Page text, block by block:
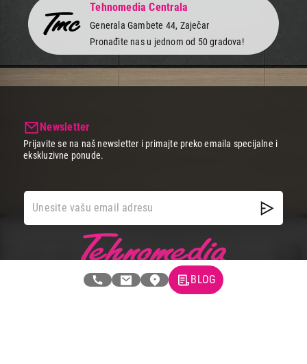
Tehnomedia Centrala
Generala Gambete 44, Zaječar
Pronađite nas u jednom od 50 gradova!
Newsletter
Prijavite se na naš newsletter i primajte preko emaila specijalne i
ekskluzivne ponude.
BLOG